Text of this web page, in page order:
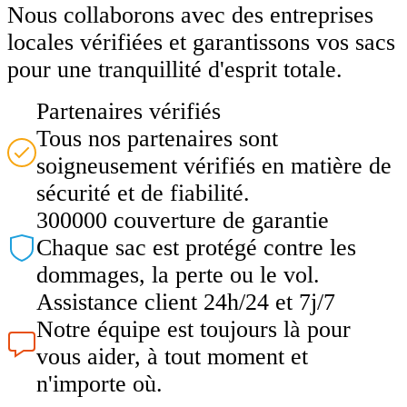
Nous collaborons avec des entreprises
locales vérifiées et garantissons vos sacs
pour une tranquillité d'esprit totale.
Partenaires vérifiés
Tous nos partenaires sont
soigneusement vérifiés en matière de
sécurité et de fiabilité.
300000 couverture de garantie
Chaque sac est protégé contre les
dommages, la perte ou le vol.
Assistance client 24h/24 et 7j/7
Notre équipe est toujours là pour
vous aider, à tout moment et
n'importe où.